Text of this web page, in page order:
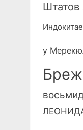
Индокитае
у